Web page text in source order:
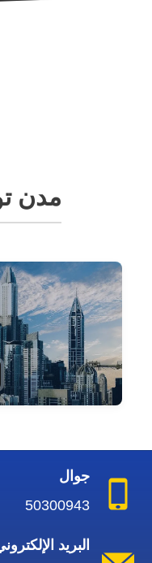
مدن
جوال
50300943
البريد